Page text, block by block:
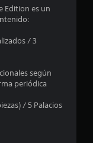
n
e
s
Edition es un
/ 3
según
periódica
/ 5 Palacios